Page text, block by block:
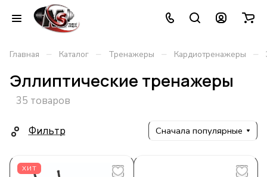
Главная – Каталог – Тренажеры – Кардиотренажеры –
Эллиптические тренажеры
35 товаров
Фильтр Сначала популярные
ХИТ